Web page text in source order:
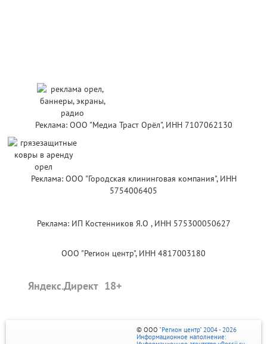
Реклама: ООО "Медиа Траст Орёл", ИНН 7107062130
Реклама: ООО "Городская клининговая компания", ИНН
5754006405
Реклама: ИП Костенников Я.О , ИНН 575300050627
ООО "Регион центр", ИНН 4817003180
Яндекс.Директ
© ООО "Регион центр" 2004 - 2026
Информационное наполнение: